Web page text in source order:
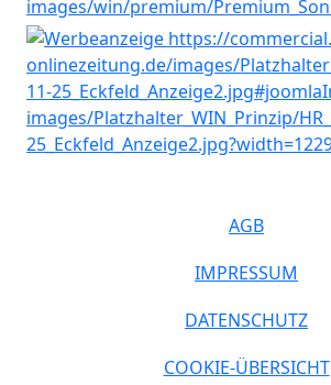
AGB
IMPRESSUM
DATENSCHUTZ
COOKIE-ÜBERSICHT